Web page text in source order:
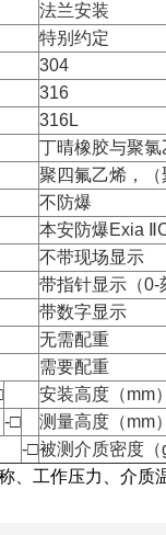
法兰安装
特别约定
304
316
316L
丁晴橡胶与聚氯
聚四氟乙烯，（
不防爆
本安防爆Exia
不带现场显示
带指针显示（0-
带数字显示
无需配重
需要配重
安装高度（mm）
-□
测量高度（mm）
-□被测介质密度（
、工作压力、介质